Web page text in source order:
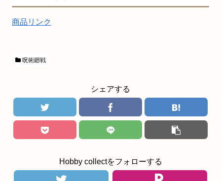
商品リンク
呪術廻戦
シェアする
Hobby collectをフォローする